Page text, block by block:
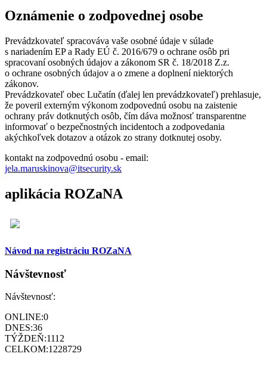
Oznámenie o zodpovednej osobe
Prevádzkovateľ spracováva vaše osobné údaje v súlade
s nariadením EP a Rady EÚ č. 2016/679 o ochrane osôb pri
spracovaní osobných údajov a zákonom SR č. 18/2018 Z.z.
o ochrane osobných údajov a o zmene a doplnení niektorých
zákonov.
Prevádzkovateľ obec Lučatín (ďalej len prevádzkovateľ) prehlasuje,
že poveril externým výkonom zodpovednú osobu na zaistenie
ochrany práv dotknutých osôb, čím dáva možnosť transparentne
informovať o bezpečnostných incidentoch a zodpovedania
akýchkoľvek dotazov a otázok zo strany dotknutej osoby.
kontakt na zodpovednú osobu - email:
jela.maruskinova@itsecurity.sk
aplikácia ROZaNA
Návod na registráciu ROZaNA
Návštevnosť
Návštevnosť:
ONLINE:0
DNES:36
TÝŽDEŇ:1112
CELKOM:1228729